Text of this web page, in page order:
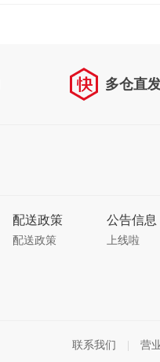
多仓直
配送政策
配送政策
公告信息
上线啦
联系我们 营